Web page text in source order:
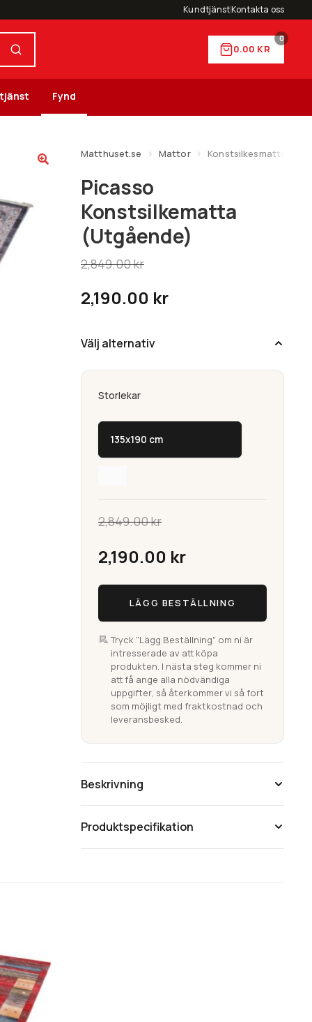
KundtjänstKontakta oss
0.00 KR
0
Fynd
Matthuset.se Mattor Konstsilkesmattor
Picasso
Konstsilkematta
(Utgående)
2,849.00kr
2,190.00 kr
Välj alternativ
Storlekar
135x190 cm
2,849.00kr
Det
ursprungliga
priset
var:
2,849.00 kr.
2,190.00 kr
Det
nuvarande
priset
är:
2,190.00 kr.
Picasso
Konstsilkematta
(Utgående)
mängd
LÄGG BESTÄLLNING
Tryck "Lägg Beställning" om ni är
intresserade av att köpa
produkten. I nästa steg kommer ni
att få ange alla nödvändiga
uppgifter, så återkommer vi så fort
som möjligt med fraktkostnad och
leveransbesked.
Beskrivning
Produktspecifikation